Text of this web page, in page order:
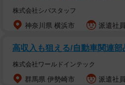
株式会社シバスタッフ
神奈川県 横浜市 派遣社
高収入も狙える/自動車関連
株式会社ワールドインテック
群馬県 伊勢崎市 派遣社